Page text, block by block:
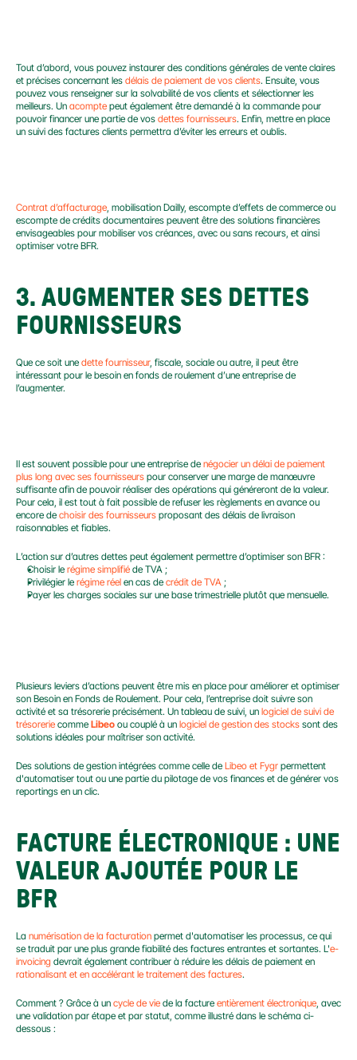
Tout d’abord, vous pouvez instaurer des conditions générales de vente claires
et précises concernant les délais de paiement de vos clients. Ensuite, vous
pouvez vous renseigner sur la solvabilité de vos clients et sélectionner les
meilleurs. Un acompte peut également être demandé à la commande pour
pouvoir financer une partie de vos dettes fournisseurs. Enfin, mettre en place
un suivi des factures clients permettra d’éviter les erreurs et oublis.
Contrat d’affacturage , mobilisation Dailly, escompte d’effets de commerce ou
escompte de crédits documentaires peuvent être des solutions financières
envisageables pour mobiliser vos créances, avec ou sans recours, et ainsi
optimiser votre BFR.
3. AUGMENTER SES DETTES
FOURNISSEURS
Que ce soit une dette fournisseur, fiscale, sociale ou autre, il peut être
intéressant pour le besoin en fonds de roulement d’une entreprise de
l’augmenter.
Il est souvent possible pour une entreprise de négocier un délai de paiement
plus long avec ses fournisseurs pour conserver une marge de manœuvre
suffisante afin de pouvoir réaliser des opérations qui généreront de la valeur.
Pour cela, il est tout à fait possible de refuser les règlements en avance ou
encore de choisir des fournisseurs proposant des délais de livraison
raisonnables et fiables.
L’action sur d’autres dettes peut également permettre d’optimiser son BFR :
Choisir le régime simplifié de TVA ;
Privilégier le régime réel en cas de crédit de TVA ;
Payer les charges sociales sur une base trimestrielle plutôt que mensuelle.
Plusieurs leviers d’actions peuvent être mis en place pour améliorer et optimiser
son Besoin en Fonds de Roulement. Pour cela, l’entreprise doit suivre son
activité et sa trésorerie précisément. Un tableau de suivi, un logiciel de suivi de
trésorerie comme Libeo ou couplé à un logiciel de gestion des stocks sont des
solutions idéales pour maîtriser son activité.
Des solutions de gestion intégrées comme celle de Libeo et Fygr permettent
d'automatiser tout ou une partie du pilotage de vos finances et de générer vos
reportings en un clic.
FACTURE ÉLECTRONIQUE : UNE
VALEUR AJOUTÉE POUR LE
BFR
La numérisation de la facturation permet d'automatiser les processus, ce qui
se traduit par une plus grande fiabilité des factures entrantes et sortantes. L'e-
invoicing
rationalisant et en accélérant le traitement des factures.
Comment ? Grâce à un cycle de vie de la facture entièrement électronique , avec
une validation par étape et par statut, comme illustré dans le schéma ci-
dessous :